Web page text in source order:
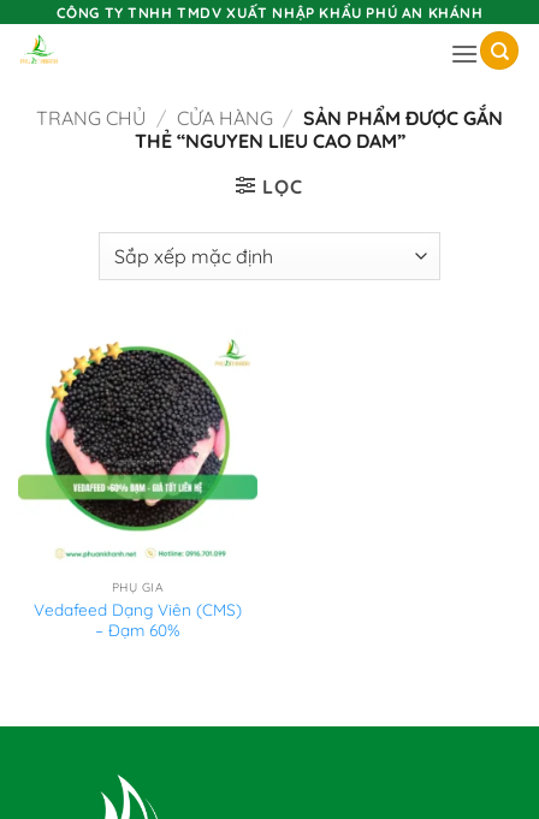
CÔNG TY TNHH TMDV XUẤT NHẬP KHẨU PHÚ AN KHÁNH
TRANG CHỦ / CỬA HÀNG / SẢN PHẨM ĐƯỢC GẮN
THẺ “NGUYEN LIEU CAO DAM”
LỌC
PHỤ GIA
Vedafeed Dạng Viên (CMS)
– Đạm 60%